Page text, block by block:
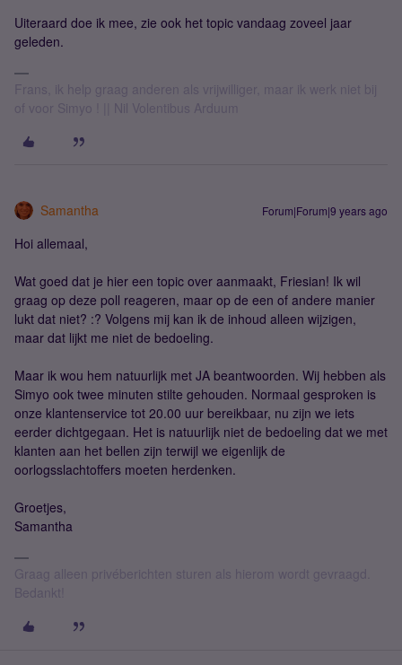
Uiteraard doe ik mee, zie ook het topic vandaag zoveel jaar
geleden.
Frans, ik help graag anderen als vrijwilliger, maar ik werk niet bij
of voor Simyo ! || Nil Volentibus Arduum
Samantha Forum|Forum|9 years ago
Hoi allemaal,
Wat goed dat je hier een topic over aanmaakt, Friesian! Ik wil
graag op deze poll reageren, maar op de een of andere manier
lukt dat niet? :? Volgens mij kan ik de inhoud alleen wijzigen,
maar dat lijkt me niet de bedoeling.
Maar ik wou hem natuurlijk met JA beantwoorden. Wij hebben als
Simyo ook twee minuten stilte gehouden. Normaal gesproken is
onze klantenservice tot 20.00 uur bereikbaar, nu zijn we iets
eerder dichtgegaan. Het is natuurlijk niet de bedoeling dat we met
klanten aan het bellen zijn terwijl we eigenlijk de
oorlogsslachtoffers moeten herdenken.
Groetjes,
Samantha
Graag alleen privéberichten sturen als hierom wordt gevraagd.
Bedankt!